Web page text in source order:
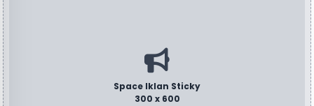
Space Iklan Sticky
300 x 600